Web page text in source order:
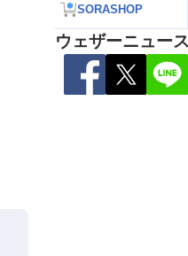
SORASHOP
ウェザーニュー